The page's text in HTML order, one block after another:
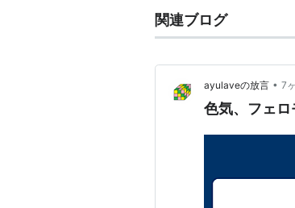
ーフェロモンである。
一般に性フェロモンと
ことが多い。
セックスアピール／セ
関連ブログ
ayulaveの放言 • 7
色気、フェロ